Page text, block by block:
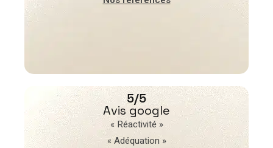
5/5
Avis google
« Réactivité »
« Adéquation »